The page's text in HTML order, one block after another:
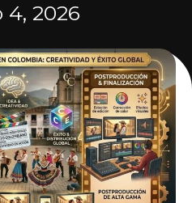
4, 2026